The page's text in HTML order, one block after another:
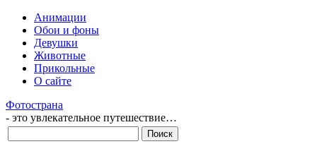
Анимации
Обои и фоны
Девушки
Животные
Прикольные
О сайте
Фотострана
- это увлекательное путешествие…